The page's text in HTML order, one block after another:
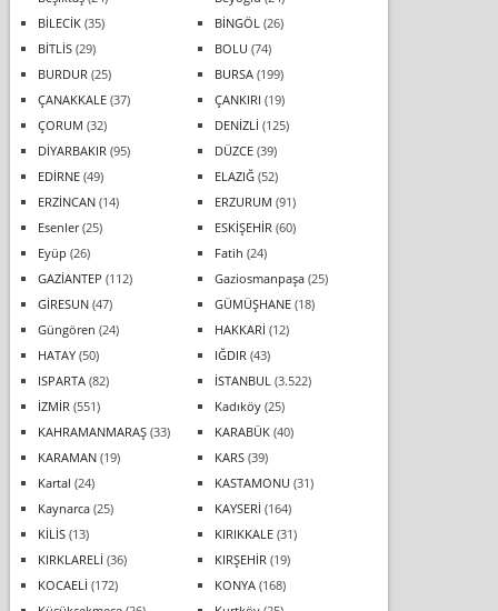
BİLECİK(35) BİNGÖL (26)
BİTLİS(29) BOLU (74)
BURDUR (25) BURSA(199)
ÇANAKKALE(37) ÇANKIRI (19)
ÇORUM (32) DENİZLİ (125)
DİYARBAKIR (95) DÜZCE(39)
EDİRNE(49) ELAZIĞ(52)
ERZİNCAN(14) ERZURUM (91)
Esenler(25) ESKİŞEHİR (60)
Eyüp (26) Fatih (24)
GAZİANTEP (112) Gaziosmanpaşa(25)
GİRESUN(47) GÜMÜŞHANE(18)
Güngören (24) HAKKARİ (12)
HATAY(50) IĞDIR (43)
ISPARTA(82) İSTANBUL (3.522)
İZMİR (551) Kadıköy(25)
KAHRAMANMARAŞ(33) KARABÜK(40)
KARAMAN(19) KARS(39)
Kartal (24) KASTAMONU (31)
Kaynarca(25) KAYSERİ (164)
KİLİS(13) KIRIKKALE(31)
KIRKLARELİ (36) KIRŞEHİR (19)
KOCAELİ (172) KONYA(168)